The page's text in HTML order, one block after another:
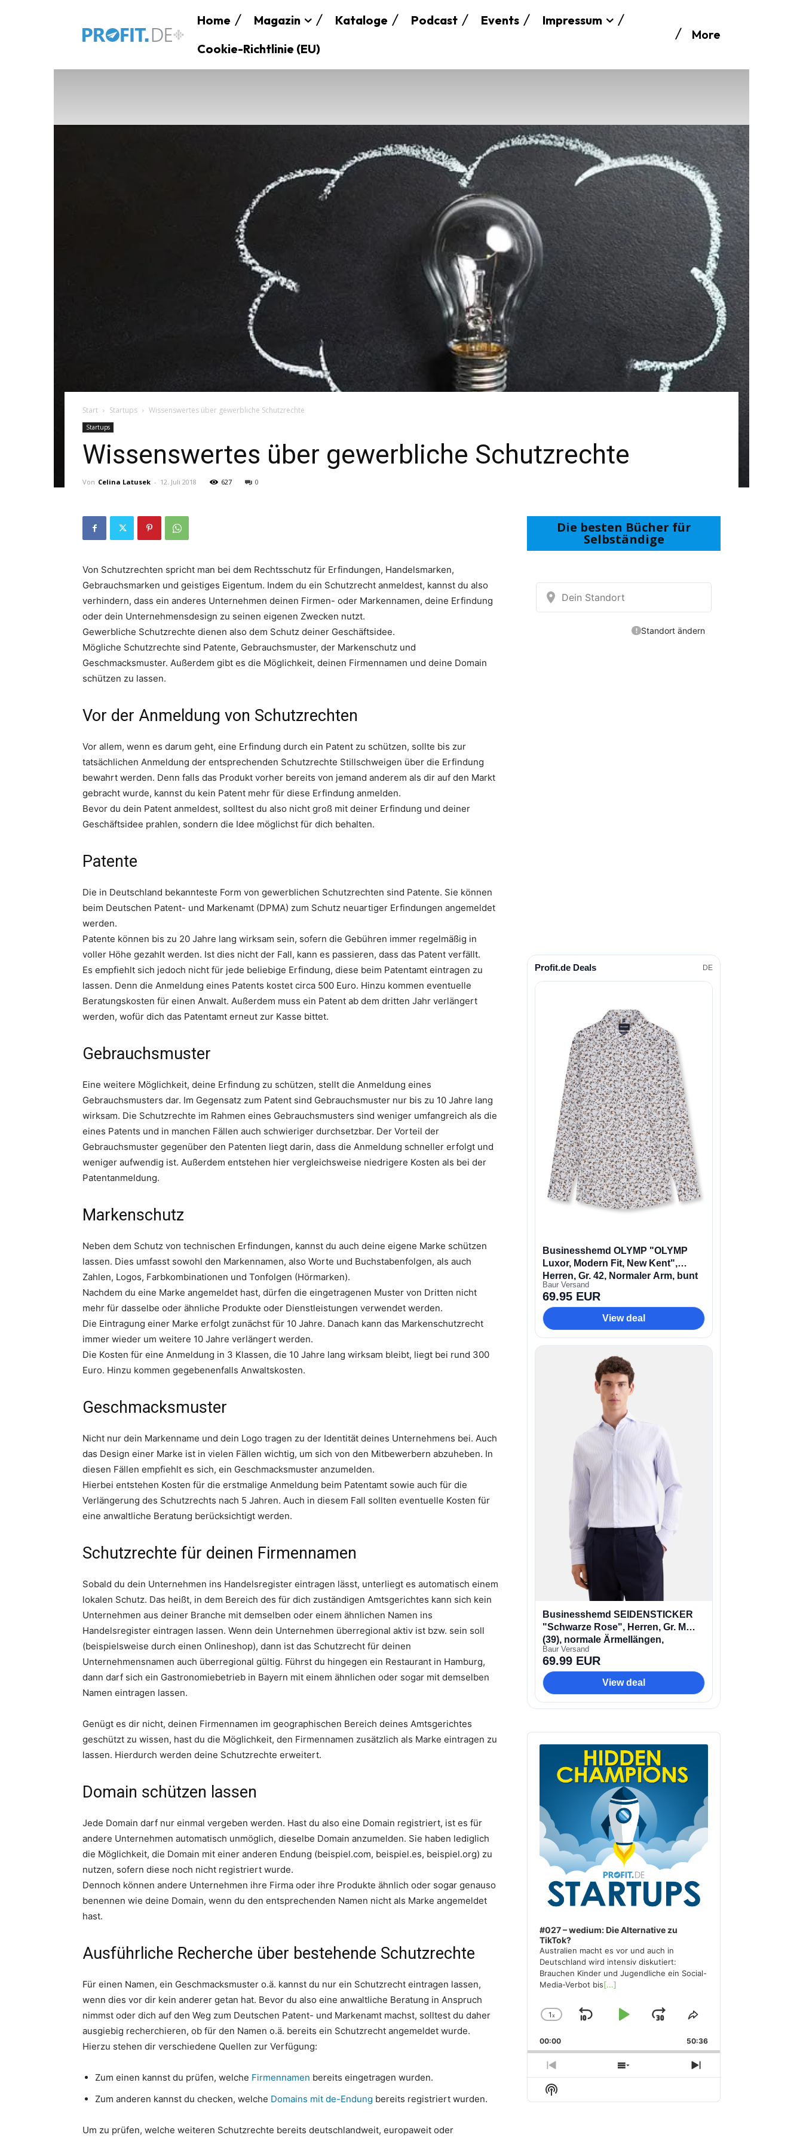
SEARCH...
Home Magazin Kataloge Podcast Events
Impressum
Cookie-Richtlinie (EU)
More
Start Startups Wissenswertes über gewerbliche Schutzrechte
Startups
Wissenswertes über gewerbliche Schutzrechte
Von Celina Latusek - 12. Juli 2018 627 0
Von Schutzrechten spricht man bei dem Rechtsschutz für Erfindungen, Handelsmarken,
Gebrauchsmarken und geistiges Eigentum. Indem du ein Schutzrecht anmeldest, kannst du also
verhindern, dass ein anderes Unternehmen deinen Firmen- oder Markennamen, deine Erfindung
oder dein Unternehmensdesign zu seinen eigenen Zwecken nutzt.
Gewerbliche Schutzrechte dienen also dem Schutz deiner Geschäftsidee.
Mögliche Schutzrechte sind Patente, Gebrauchsmuster, der Markenschutz und
Geschmacksmuster. Außerdem gibt es die Möglichkeit, deinen Firmennamen und deine Domain
schützen zu lassen.
Vor der Anmeldung von Schutzrechten
Vor allem, wenn es darum geht, eine Erfindung durch ein Patent zu schützen, sollte bis zur
tatsächlichen Anmeldung der entsprechenden Schutzrechte Stillschweigen über die Erfindung
bewahrt werden. Denn falls das Produkt vorher bereits von jemand anderem als dir auf den Markt
gebracht wurde, kannst du kein Patent mehr für diese Erfindung anmelden.
Bevor du dein Patent anmeldest, solltest du also nicht groß mit deiner Erfindung und deiner
Geschäftsidee prahlen, sondern die Idee möglichst für dich behalten.
Patente
Die in Deutschland bekannteste Form von gewerblichen Schutzrechten sind Patente. Sie können
beim Deutschen Patent- und Markenamt (DPMA) zum Schutz neuartiger Erfindungen angemeldet
werden.
Patente können bis zu 20 Jahre lang wirksam sein, sofern die Gebühren immer regelmäßig in
voller Höhe gezahlt werden. Ist dies nicht der Fall, kann es passieren, dass das Patent verfällt.
Es empfiehlt sich jedoch nicht für jede beliebige Erfindung, diese beim Patentamt eintragen zu
lassen. Denn die Anmeldung eines Patents kostet circa 500 Euro. Hinzu kommen eventuelle
Beratungskosten für einen Anwalt. Außerdem muss ein Patent ab dem dritten Jahr verlängert
werden, wofür dich das Patentamt erneut zur Kasse bittet.
Gebrauchsmuster
Eine weitere Möglichkeit, deine Erfindung zu schützen, stellt die Anmeldung eines
Gebrauchsmusters dar. Im Gegensatz zum Patent sind Gebrauchsmuster nur bis zu 10 Jahre lang
wirksam. Die Schutzrechte im Rahmen eines Gebrauchsmusters sind weniger umfangreich als die
eines Patents und in manchen Fällen auch schwieriger durchsetzbar. Der Vorteil der
Gebrauchsmuster gegenüber den Patenten liegt darin, dass die Anmeldung schneller erfolgt und
weniger aufwendig ist. Außerdem entstehen hier vergleichsweise niedrigere Kosten als bei der
Patentanmeldung.
Markenschutz
Neben dem Schutz von technischen Erfindungen, kannst du auch deine eigene Marke schützen
lassen. Dies umfasst sowohl den Markennamen, also Worte und Buchstabenfolgen, als auch
Zahlen, Logos, Farbkombinationen und Tonfolgen (Hörmarken).
Nachdem du eine Marke angemeldet hast, dürfen die eingetragenen Muster von Dritten nicht
mehr für dasselbe oder ähnliche Produkte oder Dienstleistungen verwendet werden.
Die Eintragung einer Marke erfolgt zunächst für 10 Jahre. Danach kann das Markenschutzrecht
immer wieder um weitere 10 Jahre verlängert werden.
Die Kosten für eine Anmeldung in 3 Klassen, die 10 Jahre lang wirksam bleibt, liegt bei rund 300
Euro. Hinzu kommen gegebenenfalls Anwaltskosten.
Geschmacksmuster
Nicht nur dein Markenname und dein Logo tragen zu der Identität deines Unternehmens bei. Auch
das Design einer Marke ist in vielen Fällen wichtig, um sich von den Mitbewerbern abzuheben. In
diesen Fällen empfiehlt es sich, ein Geschmacksmuster anzumelden.
Hierbei entstehen Kosten für die erstmalige Anmeldung beim Patentamt sowie auch für die
Verlängerung des Schutzrechts nach 5 Jahren. Auch in diesem Fall sollten eventuelle Kosten für
eine anwaltliche Beratung berücksichtigt werden.
Schutzrechte für deinen Firmennamen
Sobald du dein Unternehmen ins Handelsregister eintragen lässt, unterliegt es automatisch einem
lokalen Schutz. Das heißt, in dem Bereich des für dich zuständigen Amtsgerichtes kann sich kein
Unternehmen aus deiner Branche mit demselben oder einem ähnlichen Namen ins
Handelsregister eintragen lassen. Wenn dein Unternehmen überregional aktiv ist bzw. sein soll
(beispielsweise durch einen Onlineshop), dann ist das Schutzrecht für deinen
Unternehmensnamen auch überregional gültig. Führst du hingegen ein Restaurant in Hamburg,
dann darf sich ein Gastronomiebetrieb in Bayern mit einem ähnlichen oder sogar mit demselben
Namen eintragen lassen.
Genügt es dir nicht, deinen Firmennamen im geographischen Bereich deines Amtsgerichtes
geschützt zu wissen, hast du die Möglichkeit, den Firmennamen zusätzlich als Marke eintragen zu
lassen. Hierdurch werden deine Schutzrechte erweitert.
Domain schützen lassen
Jede Domain darf nur einmal vergeben werden. Hast du also eine Domain registriert, ist es für
andere Unternehmen automatisch unmöglich, dieselbe Domain anzumelden. Sie haben lediglich
die Möglichkeit, die Domain mit einer anderen Endung (beispiel.com, beispiel.es, beispiel.org) zu
nutzen, sofern diese noch nicht registriert wurde.
Dennoch können andere Unternehmen ihre Firma oder ihre Produkte ähnlich oder sogar genauso
benennen wie deine Domain, wenn du den entsprechenden Namen nicht als Marke angemeldet
hast.
Ausführliche Recherche über bestehende Schutzrechte
Für einen Namen, ein Geschmacksmuster o.ä. kannst du nur ein Schutzrecht eintragen lassen,
wenn dies vor dir kein anderer getan hat. Bevor du also eine anwaltliche Beratung in Anspruch
nimmst oder dich auf den Weg zum Deutschen Patent- und Markenamt machst, solltest du daher
ausgiebig recherchieren, ob für den Namen o.ä. bereits ein Schutzrecht angemeldet wurde.
Hierzu stehen dir verschiedene Quellen zur Verfügung:
Zum einen kannst du prüfen, welche Firmennamen bereits eingetragen wurden.
Zum anderen kannst du checken, welche Domains mit de-Endung bereits registriert wurden.
Um zu prüfen, welche weiteren Schutzrechte bereits deutschlandweit, europaweit oder
Die besten Bücher für
Selbständige
Audio
Player
#027 – wedium: Die Alternative zu
TikTok?
Australien macht es vor und auch in
Deutschland wird intensiv diskutiert:
Brauchen Kinder und Jugendliche ein Social-
Media-Verbot bis[...]
Change
Rate
1x
Skip
PlayJump
Forward
Share
Episode
00:00 50:36
Previous
Episode
Show
Episodes
Next
Episode
Show
Podcast